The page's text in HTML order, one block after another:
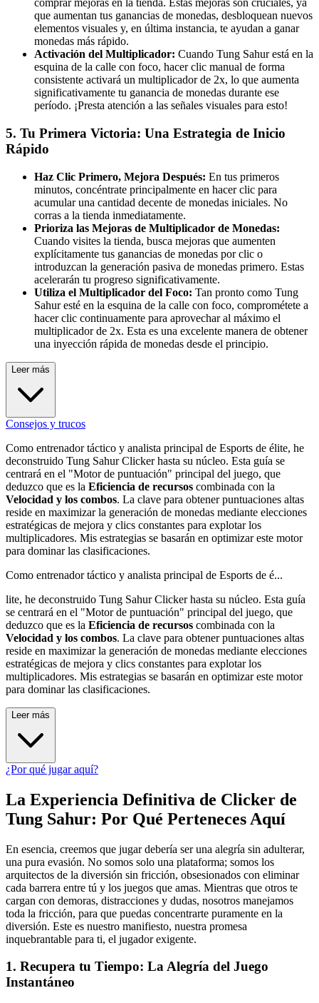
comprar mejoras en la tienda. Estas mejoras son cruciales, ya
que aumentan tus ganancias de monedas, desbloquean nuevos
elementos visuales y, en última instancia, te ayudan a ganar
monedas más rápido.
Activación del Multiplicador: Cuando Tung Sahur está en la
esquina de la calle con foco, hacer clic manual de forma
consistente activará un multiplicador de 2x, lo que aumenta
significativamente tu ganancia de monedas durante ese
período. ¡Presta atención a las señales visuales para esto!
5. Tu Primera Victoria: Una Estrategia de Inicio
Rápido
Haz Clic Primero, Mejora Después: En tus primeros
minutos, concéntrate principalmente en hacer clic para
acumular una cantidad decente de monedas iniciales. No
corras a la tienda inmediatamente.
Prioriza las Mejoras de Multiplicador de Monedas:
Cuando visites la tienda, busca mejoras que aumenten
explícitamente tus ganancias de monedas por clic o
introduzcan la generación pasiva de monedas primero. Estas
acelerarán tu progreso significativamente.
Utiliza el Multiplicador del Foco: Tan pronto como Tung
Sahur esté en la esquina de la calle con foco, comprométete a
hacer clic continuamente para aprovechar al máximo el
multiplicador de 2x. Esta es una excelente manera de obtener
una inyección rápida de monedas desde el principio.
Leer más
Consejos y trucos
Como entrenador táctico y analista principal de Esports de élite, he
deconstruido Tung Sahur Clicker hasta su núcleo. Esta guía se
centrará en el "Motor de puntuación" principal del juego, que
deduzco que es la Eficiencia de recursos combinada con la
Velocidad y los combos. La clave para obtener puntuaciones altas
reside en maximizar la generación de monedas mediante elecciones
estratégicas de mejora y clics constantes para explotar los
multiplicadores. Mis estrategias se basarán en optimizar este motor
para dominar las clasificaciones.
Como entrenador táctico y analista principal de Esports de é...
lite, he deconstruido Tung Sahur Clicker hasta su núcleo. Esta guía
se centrará en el "Motor de puntuación" principal del juego, que
deduzco que es la Eficiencia de recursos combinada con la
Velocidad y los combos. La clave para obtener puntuaciones altas
reside en maximizar la generación de monedas mediante elecciones
estratégicas de mejora y clics constantes para explotar los
multiplicadores. Mis estrategias se basarán en optimizar este motor
para dominar las clasificaciones.
Leer más
¿Por qué jugar aquí?
La Experiencia Definitiva de Clicker de
Tung Sahur: Por Qué Perteneces Aquí
En esencia, creemos que jugar debería ser una alegría sin adulterar,
una pura evasión. No somos solo una plataforma; somos los
arquitectos de la diversión sin fricción, obsesionados con eliminar
cada barrera entre tú y los juegos que amas. Mientras que otros te
cargan con demoras, distracciones y dudas, nosotros manejamos
toda la fricción, para que puedas concentrarte puramente en la
diversión. Este es nuestro manifiesto, nuestra promesa
inquebrantable para ti, el jugador exigente.
1. Recupera tu Tiempo: La Alegría del Juego
Instantáneo